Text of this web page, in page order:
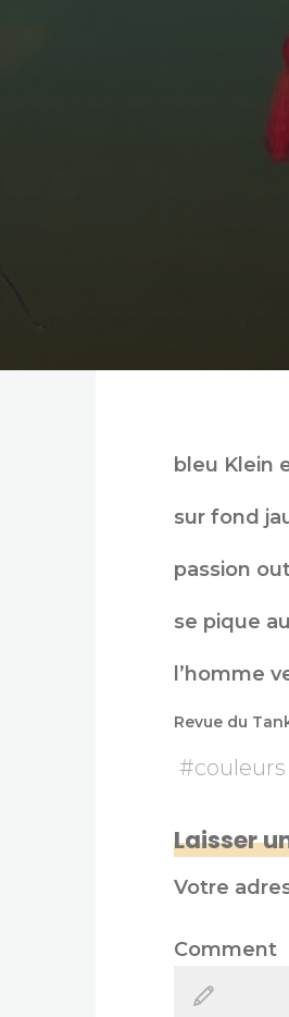
bleu Klein
sur fond
passion
se pique
l’homme
Revue du
#couleurs
Laisser
Votre
Comment